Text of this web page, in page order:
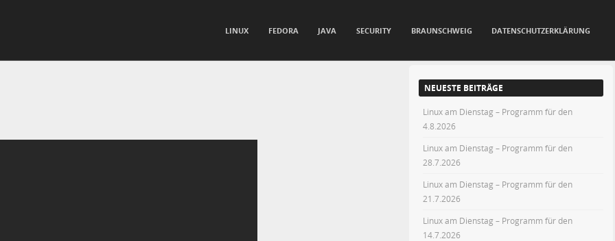
LINUX FEDORA JAVA SECURITY BRAUNSCHWEIG DATENSCHUTZERKLÄRUNG
NEUESTE BEITRÄGE
Linux am Dienstag – Programm für den
4.8.2026
Linux am Dienstag – Programm für den
28.7.2026
Linux am Dienstag – Programm für den
21.7.2026
Linux am Dienstag – Programm für den
14.7.2026